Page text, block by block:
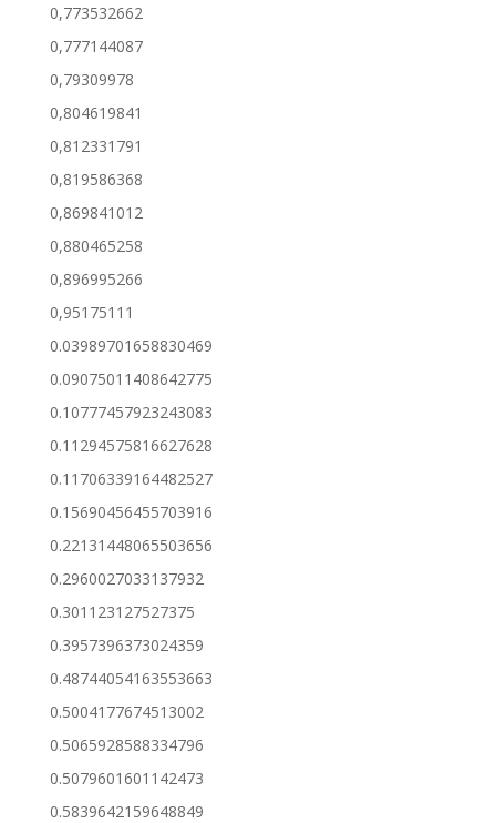
0,773532662
0,777144087
0,79309978
0,804619841
0,812331791
0,819586368
0,869841012
0,880465258
0,896995266
0,95175111
0.03989701658830469
0.09075011408642775
0.10777457923243083
0.11294575816627628
0.11706339164482527
0.15690456455703916
0.22131448065503656
0.2960027033137932
0.301123127527375
0.3957396373024359
0.48744054163553663
0.5004177674513002
0.5065928588334796
0.5079601601142473
0.5839642159648849